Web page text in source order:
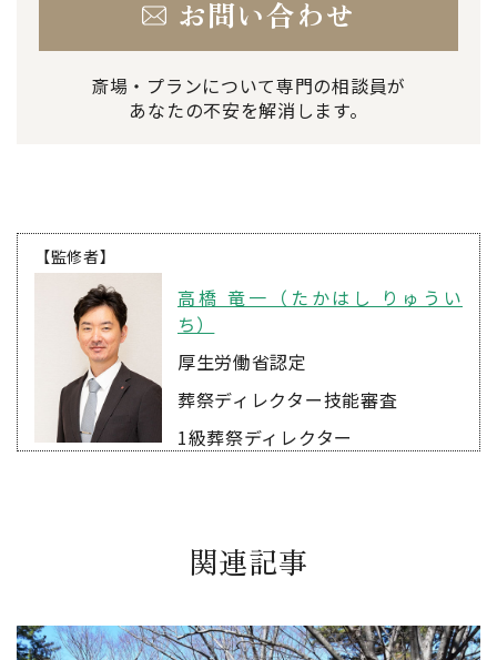
お問い合わせ
斎場・プランについて専門の相談員が
あなたの不安を解消します。
【監修者】
高橋 竜一（たかはし りゅうい
ち）
厚生労働省認定
葬祭ディレクター技能審査
1級葬祭ディレクター
関連記事